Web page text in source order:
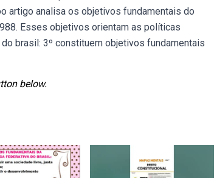
artigo analisa os objetivos fundamentais do
Esses objetivos orientam as políticas
brasil: 3º constituem objetivos fundamentais
below.